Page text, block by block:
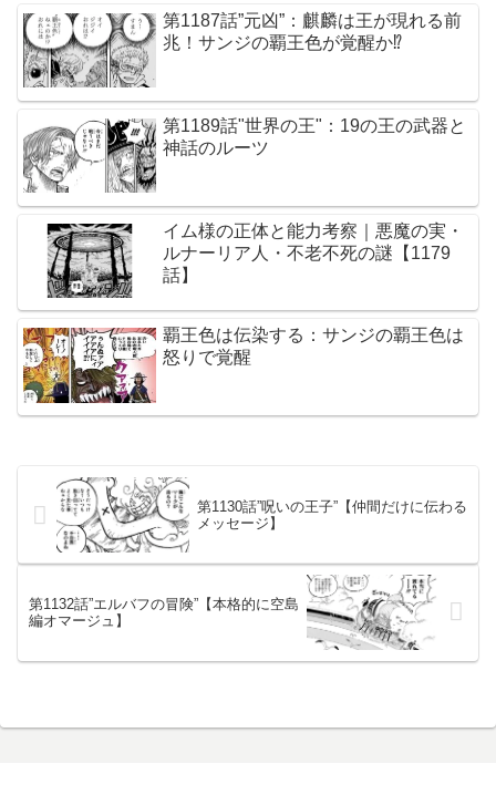
第1187話”元凶”：麒麟は王が現れる前
兆！サンジの覇王色が覚醒か⁉︎
第1189話"世界の王"：19の王の武器と
神話のルーツ
イム様の正体と能力考察｜悪魔の実・
ルナーリア人・不老不死の謎【1179
話】
覇王色は伝染する：サンジの覇王色は
怒りで覚醒
第1130話”呪いの王子”【仲間だけに伝わる
メッセージ】
第1132話”エルバフの冒険”【本格的に空島
編オマージュ】